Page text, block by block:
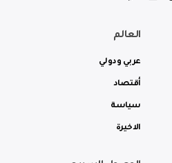
العالم
عربي ودولي
أقتصاد
سياسة
الاخيرة